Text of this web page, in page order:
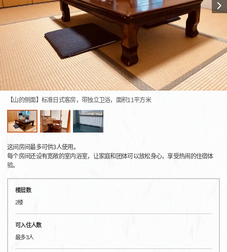
【山的侧面】标准日式客房，带独立卫浴，面积11平方米
这间房间最多可供3人使用。
每个房间还设有宽敞的室内浴室，让家庭和团体可以放松身心，享受热闹的住宿体
验。
楼层数
2楼
可入住人数
最多3人